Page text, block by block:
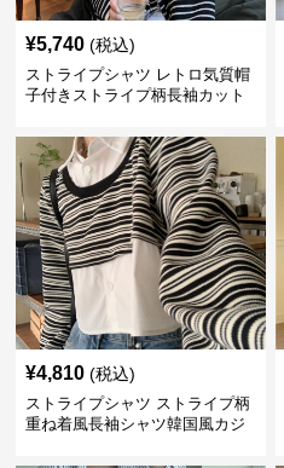
¥5,740 (税込)
ストライプシャツ レトロ気質帽
子付きストライプ柄長袖カット
¥4,810 (税込)
ストライプシャツ ストライプ柄
重ね着風長袖シャツ韓国風カジ